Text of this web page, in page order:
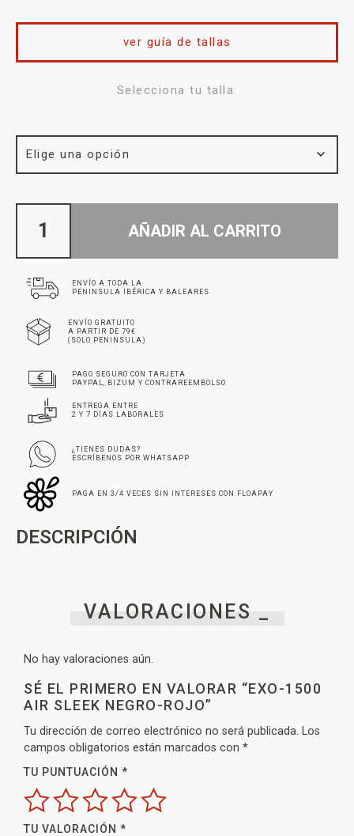
Selecciona tu talla:
ver guía de tallas
AÑADIR AL CARRITO
ENVÍO A TODA LA
PENINSULA IBÉRICA Y BALEARES
ENVÍO GRATUITO
A PARTIR DE 79€
(SOLO PENINSULA)
PAGO SEGURO CON TARJETA
PAYPAL, BIZUM Y CONTRAREEMBOLSO
ENTREGA ENTRE
2 Y 7 DÍAS LABORALES
¿TIENES DUDAS?
ESCRÍBENOS POR WHATSAPP
PAGA EN 3/4 VECES SIN INTERESES CON FLOAPAY
DESCRIPCIÓN
VALORACIONES _
No hay valoraciones aún.
SÉ EL PRIMERO EN VALORAR “EXO-1500
AIR SLEEK NEGRO-ROJO”
Tu dirección de correo electrónico no será publicada. Los
campos obligatorios están marcados con *
TU PUNTUACIÓN *
TU VALORACIÓN *